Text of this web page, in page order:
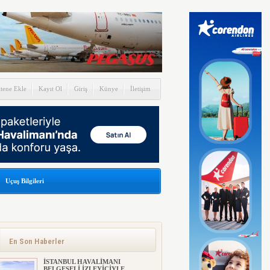
Ekle Kayıt Ol Giriş Künye İletişim
Uçuş Bilgileri
En Son Haberler
İSTANBUL HAVALİMANI